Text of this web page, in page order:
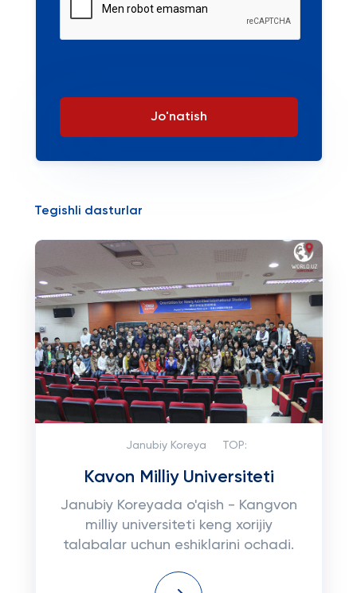
Jo'natish
Tegishli dasturlar
Janubiy Koreya TOP:
Kavon Milliy Universiteti
Janubiy Koreyada o'qish - Kangvon
milliy universiteti keng xorijiy
talabalar uchun eshiklarini ochadi.